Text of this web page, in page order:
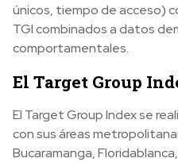
únicos, tiempo de acceso)
TGI combinados a datos
comportamentales.
El Target Group
El Target Group Index se
con sus áreas
Bucaramanga,